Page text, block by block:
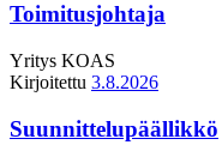
Toimitusjohtaja
Yritys KOAS
Kirjoitettu 3.8.2026
Suunnittelupäällikkö